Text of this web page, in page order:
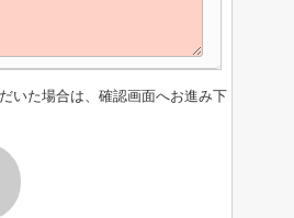
いた場合は、確認画面へお進み下